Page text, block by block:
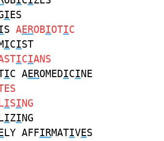
IES
S AEROBIOTIC
ICIST
ICIANS
IC AEROMEDICINE
ISING
IZING
LY AFFIRMATIVES